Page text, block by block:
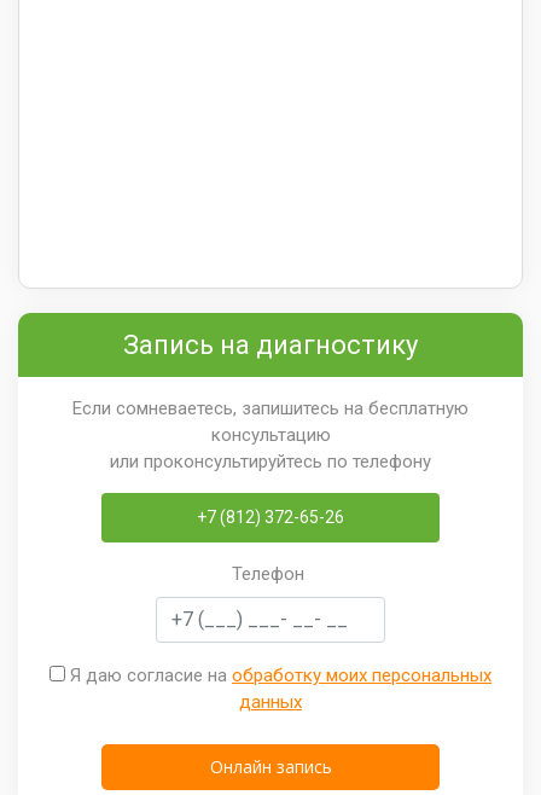
Запись на диагностику
Если сомневаетесь, запишитесь на бесплатную
консультацию
или проконсультируйтесь по телефону
+7 (812) 372-65-26
Телефон
Я даю согласие на обработку моих персональных
данных